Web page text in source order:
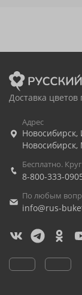
Доставка
Адрес
Новосибирск,
Новосибирск,
Бесплатно.
8-800-333-
По любым
info@rus-